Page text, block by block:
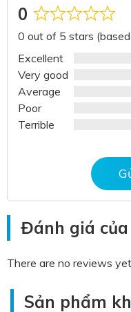
0
Rated
0
out
of
5
0 out of 5 stars
Excellent
Very good
Average
Poor
Terrible
Đánh giá
There are no reviews
Sản phẩm